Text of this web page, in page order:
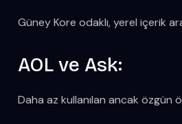
Güney Kore odaklı, yerel içerik
AOL ve Ask:
Daha az kullanılan ancak özgün